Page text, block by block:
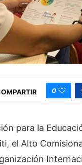
0
para la
el Alto